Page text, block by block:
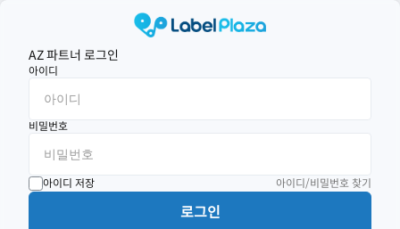
AZ 파트너 로그인
아이디
비밀번호
아이디 저장 아이디/비밀번호 찾기
로그인